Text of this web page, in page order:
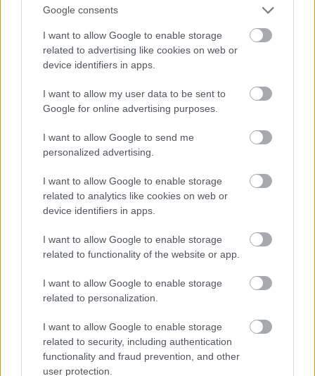
Google consents
I want to allow Google to enable storage
related to advertising like cookies on web or
device identifiers in apps.
I want to allow my user data to be sent to
Google for online advertising purposes.
I want to allow Google to send me
personalized advertising.
I want to allow Google to enable storage
related to analytics like cookies on web or
device identifiers in apps.
I want to allow Google to enable storage
related to functionality of the website or app.
I want to allow Google to enable storage
related to personalization.
I want to allow Google to enable storage
related to security, including authentication
functionality and fraud prevention, and other
user protection.
része közötti színkülönbségre!
Fotó: Dave Kotinsky / Europress / Getty
Jön még kép!
Izomból nyomták
Fotó: / Europress / Getty